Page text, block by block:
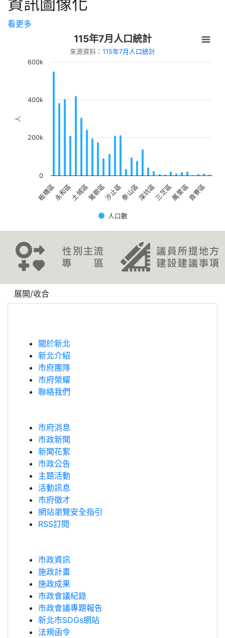
【新北市立圖書館總館】8/15 生活心性智
識變成影響力」
【新北市立圖書館中和員山分館】「Home
Library」系列活動：童話烘焙時光
看更多
人
115年7月人口統計
來源資料： 115年7月人口統計
人口數
板橋區永和區土城區鶯歌區汐止區泰山區深坑區三芝區萬里區貢寮區
0
200k
400k
600k
展開/收合
關於新北
新北介紹
市府團隊
市府榮耀
聯絡我們
市府消息
市政新聞
新聞花絮
市政公告
主題活動
活動訊息
市府徵才
網站瀏覽安全指引
RSS訂閱
市政資訊
施政計畫
施政成果
市政會議紀錄
市政會議專題報告
新北市SDGs網站
法規函令